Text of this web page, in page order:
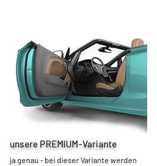
unsere PREMIUM-Variante
ja genau - bei dieser Variante werden